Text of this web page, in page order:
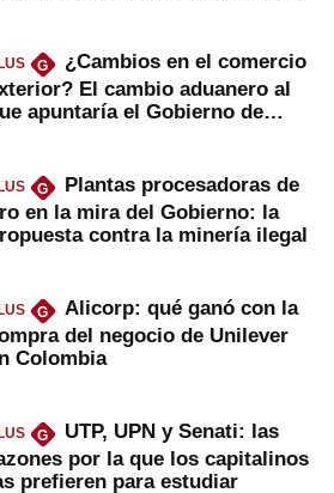
G
¿Cambios en el comercio
El cambio aduanero al
apuntaría el Gobierno de
G
Plantas procesadoras de
en la mira del Gobierno: la
contra la minería ilegal
G
Alicorp: qué ganó con la
del negocio de Unilever
Colombia
G
UTP, UPN y Senati: las
por la que los capitalinos
prefieren para estudiar